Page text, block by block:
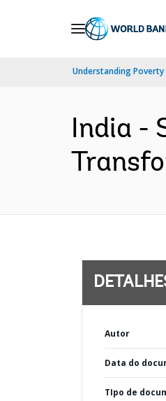
Understanding Poverty
India -
Autor
Data do
TIpo de